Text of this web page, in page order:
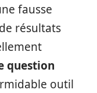
fausse
résultats
question
outil